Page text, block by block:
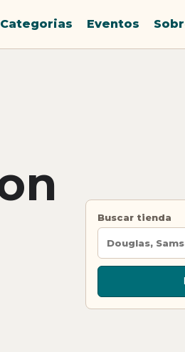
Categorias Eventos
Buscar tienda